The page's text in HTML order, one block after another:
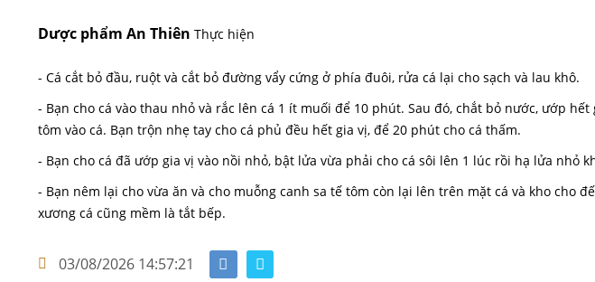
Dược phẩm An Thiên Thực hiện
- Cá cắt bỏ đầu, ruột và cắt bỏ đường vẩy cứng ở phía đuôi, rửa cá lại cho sạch và lau khô.
- Bạn cho cá vào thau nhỏ và rắc lên cá 1 ít muối để 10 phút. Sau đó, chắt bỏ nước, ướp
tôm vào cá. Bạn trộn nhẹ tay cho cá phủ đều hết gia vị, để 20 phút cho cá thấm.
- Bạn cho cá đã ướp gia vị vào nồi nhỏ, bật lửa vừa phải cho cá sôi lên 1 lúc rồi hạ lửa nhỏ
- Bạn nêm lại cho vừa ăn và cho muỗng canh sa tế tôm còn lại lên trên mặt cá và kho cho
xương cá cũng mềm là tắt bếp.
03/08/2026 14:57:21